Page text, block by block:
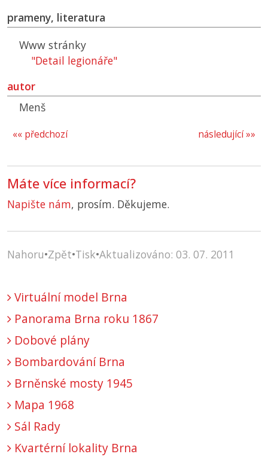
prameny, literatura
Www stránky
"Detail legionáře"
autor
Menš
následující »»
«« předchozí
Máte více informací?
Napište nám, prosím. Děkujeme.
Nahoru•Zpět•Tisk•Aktualizováno: 03. 07. 2011
Virtuální model Brna
Panorama Brna roku 1867
Dobové plány
Bombardování Brna
Brněnské mosty 1945
Mapa 1968
Sál Rady
Kvartérní lokality Brna